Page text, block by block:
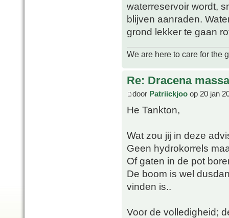
waterreservoir wordt,
blijven aanraden.
grond lekker te gaan
We are here to care for the
Re: Dracena
door Patriickjoo op 20 jan
He Tankton,
Wat zou jij in deze
Geen hydrokorrels
Of gaten in de pot
De boom is wel
vinden is..
Voor de volledigheid;